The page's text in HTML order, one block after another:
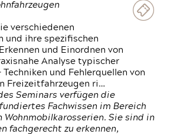
verschiedenen
und ihre spezifischen
und Einordnen von
Analyse typischer
Techniken und Fehlerquellen von
Freizeitfahrzeugen ri…
Seminars verfügen die
Fachwissen im Bereich
Wohnmobilkarosserien. Sie sind in
fachgerecht zu erkennen,